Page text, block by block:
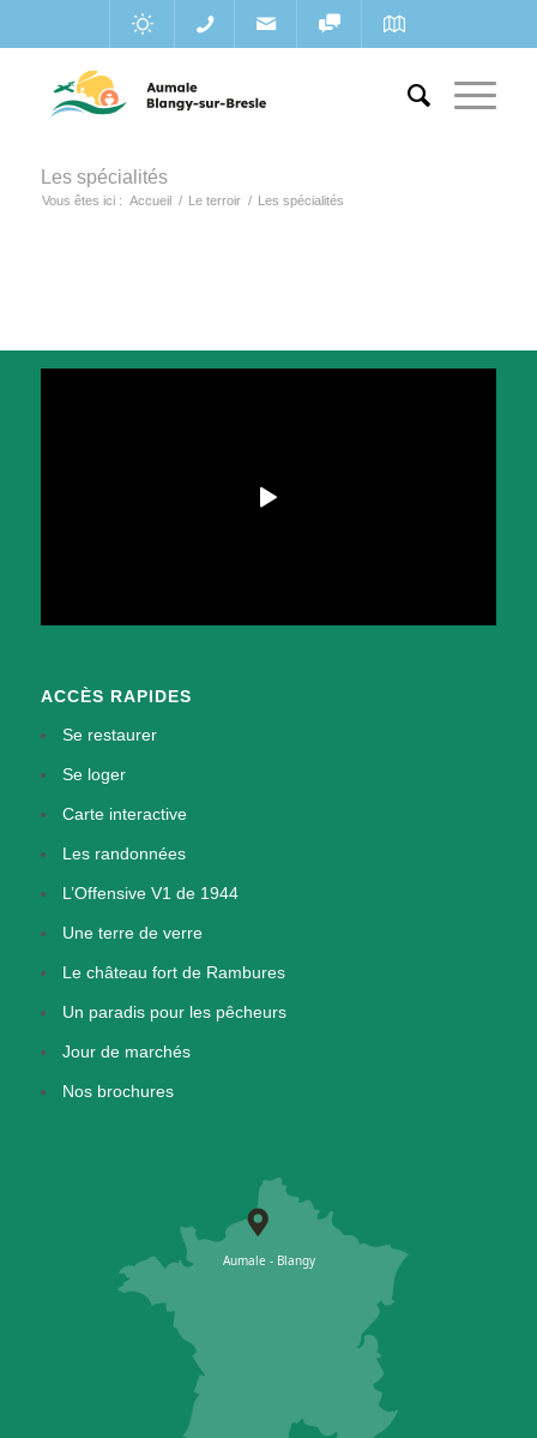
Les spécialités
Vous êtes ici : Accueil / Le terroir / Les spécialités
ACCÈS RAPIDES
Se restaurer
Se loger
Carte interactive
Les randonnées
L’Offensive V1 de 1944
Une terre de verre
Le château fort de Rambures
Un paradis pour les pêcheurs
Jour de marchés
Nos brochures